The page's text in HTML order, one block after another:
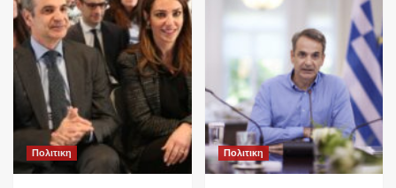
Πολιτικη Πολιτικη